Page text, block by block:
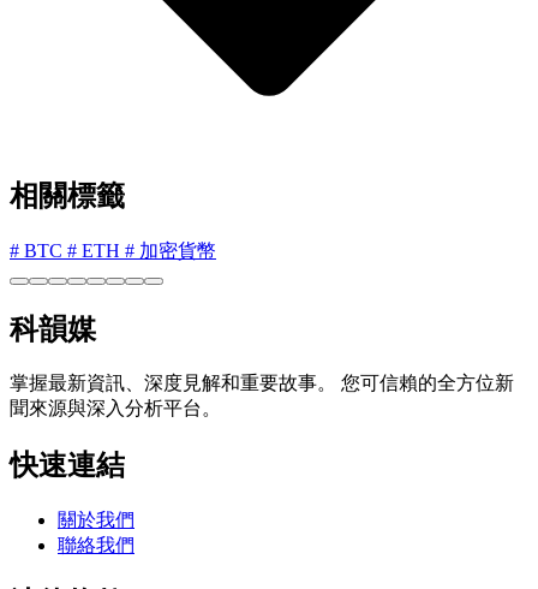
相關標籤
# BTC # ETH # 加密貨幣
科韻媒
掌握最新資訊、深度見解和重要故事。 您可信賴的全方位新
聞來源與深入分析平台。
快速連結
關於我們
聯絡我們